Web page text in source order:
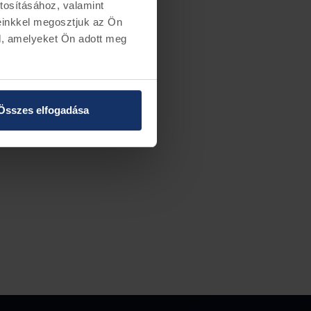
valamint
megosztjuk az Ön
amelyeket Ön adott meg
elfogadása